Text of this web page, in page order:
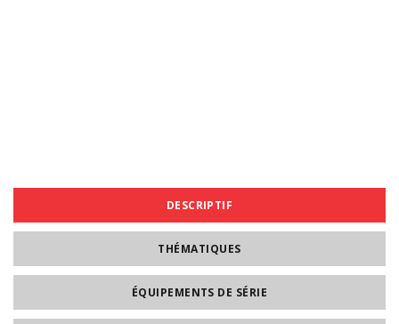
DESCRIPTIF
THÉMATIQUES
ÉQUIPEMENTS DE SÉRIE